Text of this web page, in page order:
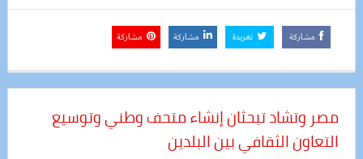
مشاركة تغريدة مشاركة مشاركة
مصر وتشاد تبحثان إنشاء متحف وطني وتوسيع
التعاون الثقافي بين البلدين